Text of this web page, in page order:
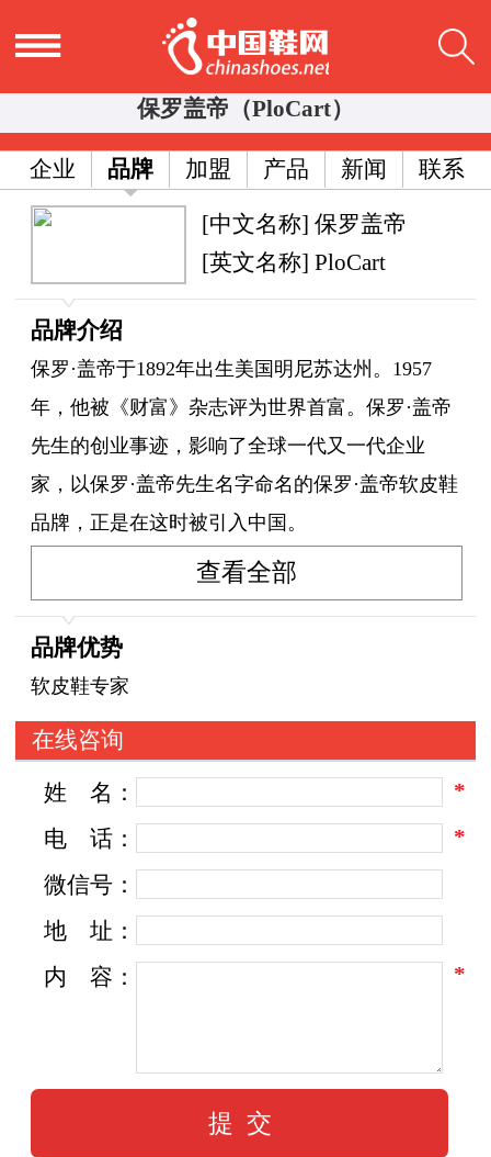
保罗盖帝（PloCart）
企业 品牌 加盟 产品 新闻 联系
[中文名称] 保罗盖帝
[英文名称] PloCart
品牌介绍
保罗·盖帝于1892年出生美国明尼苏达州。1957
年，他被《财富》杂志评为世界首富。保罗·盖帝
先生的创业事迹，影响了全球一代又一代企业
家，以保罗·盖帝先生名字命名的保罗·盖帝软皮鞋
品牌，正是在这时被引入中国。
查看全部
品牌优势
软皮鞋专家
在线咨询
姓
名：
*
电
话：
*
微信号：
地
址：
内
容： *